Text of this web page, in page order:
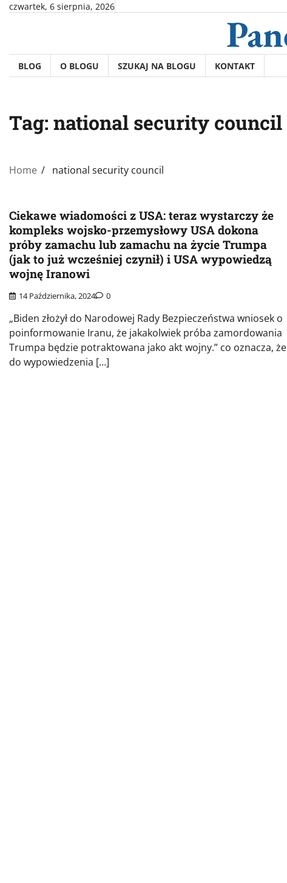
Skipczwartek, 6 sierpnia, 2026
BLOG O BLOGU SZUKAJ NA BLOGU KONTAKT
Tag: national security council
Home national security council
Ciekawe wiadomości z USA: teraz wystarczy że
kompleks wojsko-przemysłowy USA dokona
próby zamachu lub zamachu na życie Trumpa
(jak to już wcześniej czynił) i USA wypowiedzą
wojnę Iranowi
14 Października, 2024 0
„Biden złożył do Narodowej Rady Bezpieczeństwa wniosek o
poinformowanie Iranu, że jakakolwiek próba zamordowania
Trumpa będzie potraktowana jako akt wojny.” co oznacza, że
do wypowiedzenia […]